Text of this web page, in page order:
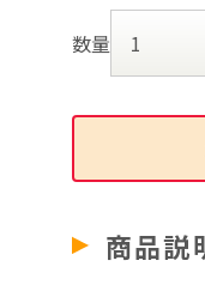
数量
商品説